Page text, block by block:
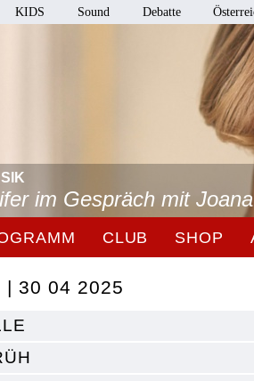
KIDS Sound Debatte
im Gespräch mit
CLUB SHOP
| 30 04 2025